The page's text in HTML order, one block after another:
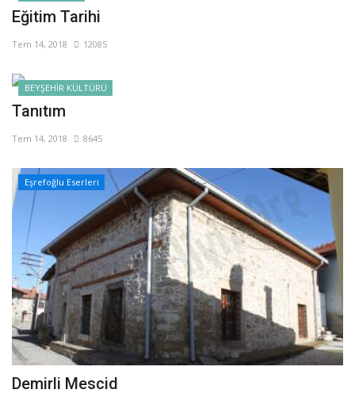
Eğitim Tarihi
Tem 14, 2018 12085
BEYŞEHİR KÜLTÜRÜ
Tanıtım
Tem 14, 2018 8645
Eşrefoğlu Eserleri
Demirli Mescid